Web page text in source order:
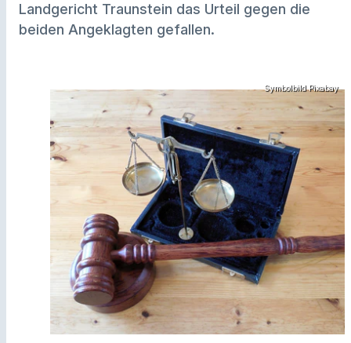
Landgericht Traunstein das Urteil gegen die
beiden Angeklagten gefallen.
Symbolbild Pixabay